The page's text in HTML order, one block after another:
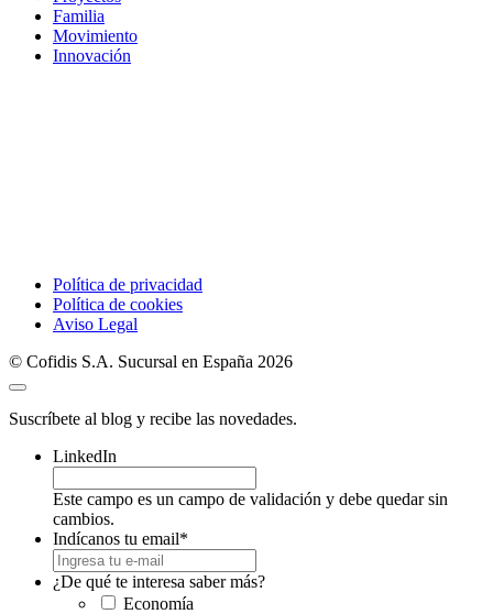
Familia
Movimiento
Innovación
Política de privacidad
Política de cookies
Aviso Legal
© Cofidis S.A. Sucursal en España 2026
Suscríbete al blog y recibe las novedades.
LinkedIn
Este campo es un campo de validación y debe quedar sin
cambios.
Indícanos tu email*
¿De qué te interesa saber más?
Economía